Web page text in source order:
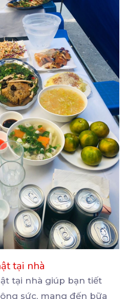
tại nhà
tại nhà giúp bạn tiết
sức, mang đến bữa